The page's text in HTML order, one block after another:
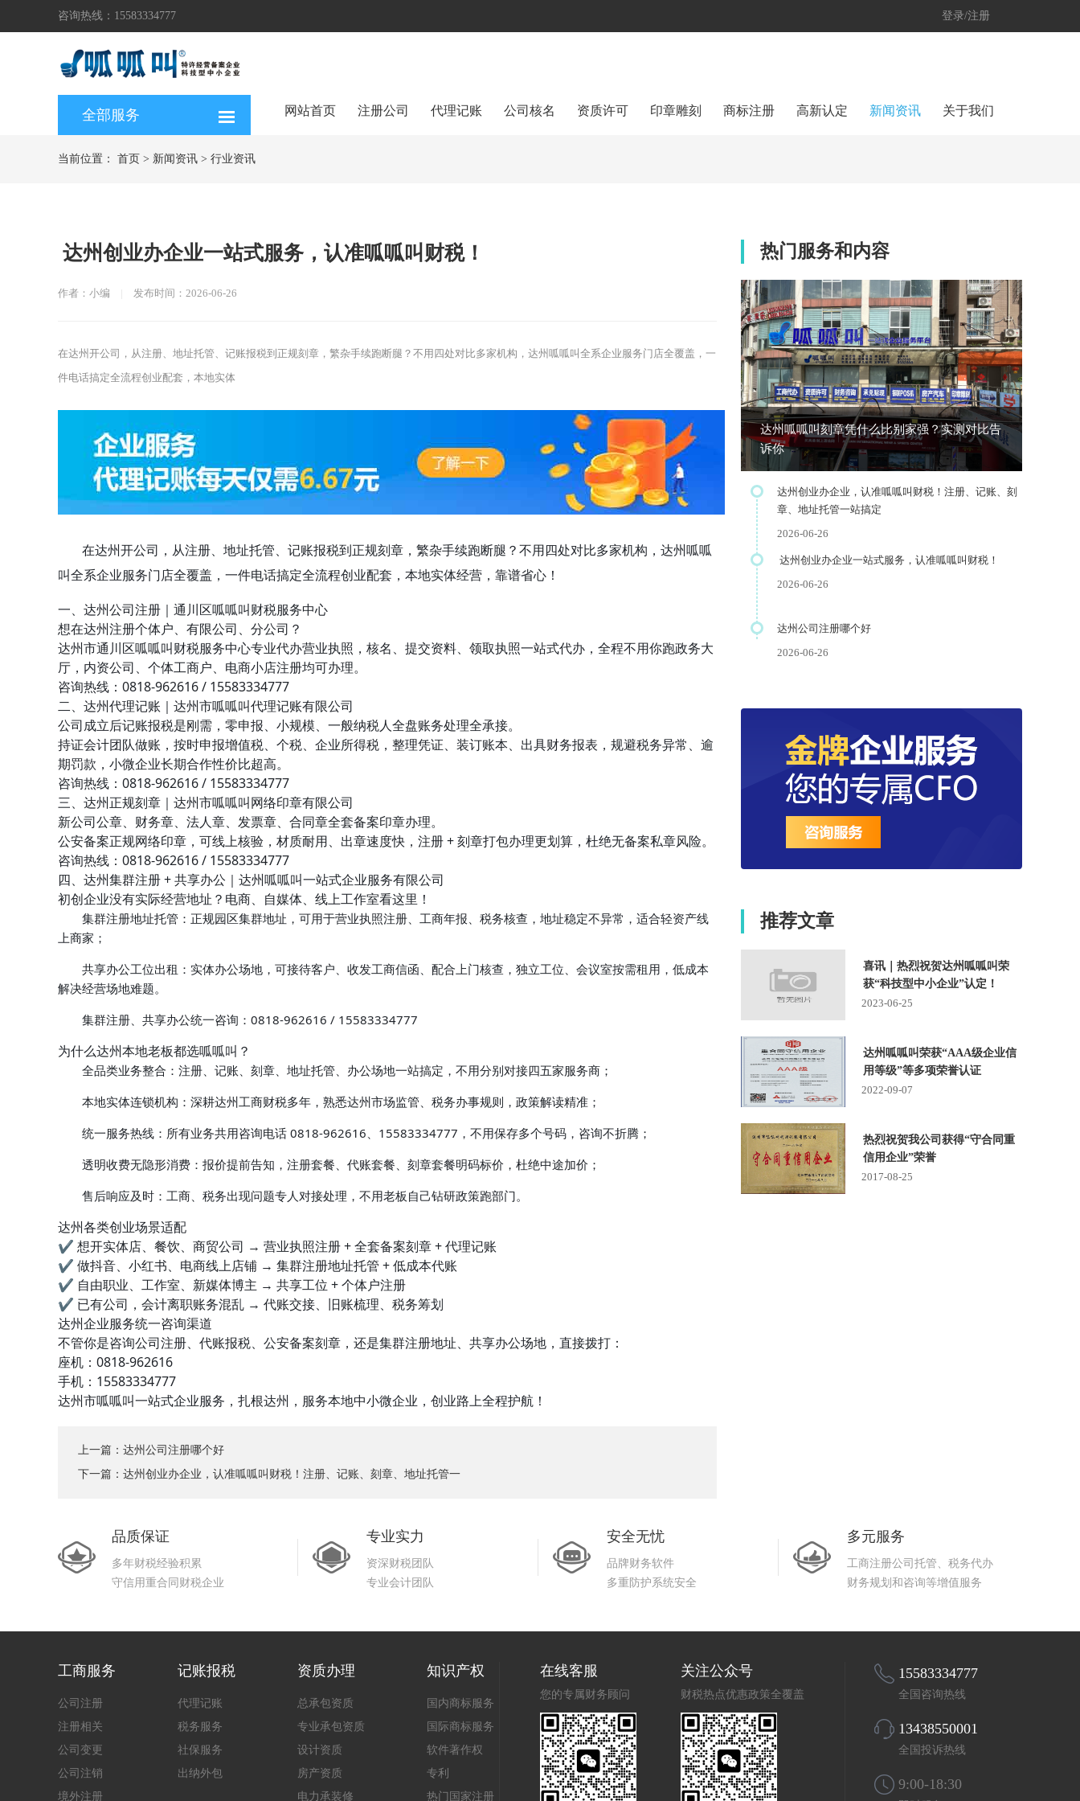
咨询热线：15583334777 登录/注册
全部服务 网站首页 注册公司 代理记账 公司核名 资质许可 印章雕刻 商标注册 高新认定 新闻资讯 关于我们
当前位置： 首页 > 新闻资讯 > 行业资讯
​ 达州创业办企业一站式服务，认准呱呱叫财税！
作者：小编 发布时间：2026-06-26
在达州开公司，从注册、地址托管、记账报税到正规刻章，繁杂手续跑断腿？不用四处对比多家机构，达州呱呱叫全系企业服务门店全覆盖，一
件电话搞定全流程创业配套，本地实体
在达州开公司，从注册、地址托管、记账报税到正规刻章，繁杂手续跑断腿？不用四处对比多家机构， 达州呱呱
叫全系企业服务门店全覆盖 ，一件电话搞定全流程创业配套，本地实体经营，靠谱省心！
一、达州公司注册｜通川区呱呱叫财税服务中心
想在达州注册个体户、有限公司、分公司？
达州市通川区呱呱叫财税服务中心专业代办营业执照，核名、提交资料、领取执照一站式代办，全程不用你跑政务大
厅，内资公司、个体工商户、电商小店注册均可办理。
咨询热线： 0818-962616 / 15583334777
二、达州代理记账｜达州市呱呱叫代理记账有限公司
公司成立后记账报税是刚需，零申报、小规模、一般纳税人全盘账务处理全承接。
持证会计团队做账，按时申报增值税、个税、企业所得税，整理凭证、装订账本、出具财务报表，规避税务异常、逾
期罚款，小微企业长期合作性价比超高。
咨询热线： 0818-962616 / 15583334777
三、达州正规刻章｜达州市呱呱叫网络印章有限公司
新公司公章、财务章、法人章、发票章、合同章全套备案印章办理。
公安备案正规网络印章，可线上核验，材质耐用、出章速度快，注册 + 刻章打包办理更划算，杜绝无备案私章风险。
咨询热线： 0818-962616 / 15583334777
四、达州集群注册 + 共享办公｜达州呱呱叫一站式企业服务有限公司
初创企业没有实际经营地址？电商、自媒体、线上工作室看这里！
集群注册地址托管 ：正规园区集群地址，可用于营业执照注册、工商年报、税务核查，地址稳定不异常，适合轻资产线
上商家；
共享办公工位出租 ：实体办公场地，可接待客户、收发工商信函、配合上门核查，独立工位、会议室按需租用，低成本
解决经营场地难题。
集群注册、共享办公统一咨询： 0818-962616 / 15583334777
为什么达州本地老板都选呱呱叫？
全品类业务整合 ：注册、记账、刻章、地址托管、办公场地一站搞定，不用分别对接四五家服务商；
本地实体连锁机构 ：深耕达州工商财税多年，熟悉达州市场监管、税务办事规则，政策解读精准；
统一服务热线 ：所有业务共用咨询电话 0818-962616、15583334777，不用保存多个号码，咨询不折腾；
透明收费无隐形消费 ：报价提前告知，注册套餐、代账套餐、刻章套餐明码标价，杜绝中途加价；
售后响应及时 ：工商、税务出现问题专人对接处理，不用老板自己钻研政策跑部门。
达州各类创业场景适配
✔ 想开实体店、餐饮、商贸公司 → 营业执照注册 + 全套备案刻章 + 代理记账
✔ 做抖音、小红书、电商线上店铺 → 集群注册地址托管 + 低成本代账
✔ 自由职业、工作室、新媒体博主 → 共享工位 + 个体户注册
✔ 已有公司，会计离职账务混乱 → 代账交接、旧账梳理、税务筹划
达州企业服务统一咨询渠道
不管你是咨询公司注册、代账报税、公安备案刻章，还是集群注册地址、共享办公场地，直接拨打：
座机： 0818-962616
手机： 15583334777
达州市呱呱叫一站式企业服务，扎根达州，服务本地中小微企业，创业路上全程护航！
上一篇： 达州公司注册哪个好
下一篇： 达州创业办企业，认准呱呱叫财税！注册、记账、刻章、地址托管一
热门服务和内容
达州呱呱叫刻章凭什么比别家强？实测对比告
诉你
达州创业办企业，认准呱呱叫财税！注册、记账、刻
章、地址托管一站搞定
2026-06-26
​ 达州创业办企业一站式服务，认准呱呱叫财税！
2026-06-26
达州公司注册哪个好
2026-06-26
推荐文章
喜讯｜热烈祝贺达州呱呱叫荣
获“科技型中小企业”认定！
2023-06-25
达州呱呱叫荣获“AAA级企业信
用等级”等多项荣誉认证
2022-09-07
热烈祝贺我公司获得“守合同重
信用企业”荣誉
2017-08-25
品质保证
多年财税经验积累
守信用重合同财税企业
专业实力
资深财税团队
专业会计团队
安全无忧
品牌财务软件
多重防护系统安全
多元服务
工商注册公司托管、税务代办
财务规划和咨询等增值服务
工商服务
公司注册
注册相关
公司变更
公司注销
境外注册
记账报税
代理记账
税务服务
社保服务
出纳外包
资质办理
总承包资质
专业承包资质
设计资质
房产资质
电力承装修
知识产权
国内商标服务
国际商标服务
软件著作权
专利
热门国家注册
在线客服
您的专属财务顾问
关注公众号
财税热点优惠政策全覆盖
15583334777
全国咨询热线
13438550001
全国投诉热线
9:00-18:30